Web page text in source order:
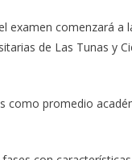
examen comenzará
de Las Tunas y
como promedio